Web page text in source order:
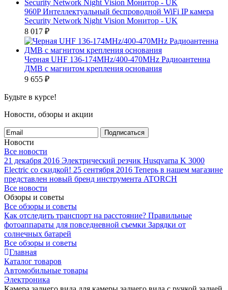
960P Интеллектуальный беспроводной WiFi IP камера
Security Network Night Vision Монитор - UK
8 017 ₽
Черная UHF 136-174MHz/400-470MHz Радиоантенна
ДМВ с магнитом крепления основания
9 655 ₽
Будьте в курсе!
Новости, обзоры и акции
Подписаться
Новости
Все новости
21 декабря 2016 Электрический резчик Husqvarna K 3000
Electric со скидкой! 25 сентября 2016 Теперь в нашем магазине
представлен новый бренд инструмента ATORCH
Все новости
Обзоры и советы
Все обзоры и советы
Как отследить транспорт на расстояние? Правильные
фотоаппараты для повседневной съемки Зарядки от
солнечных батарей
Все обзоры и советы
Главная
Каталог товаров
Автомобильные товары
Электроника